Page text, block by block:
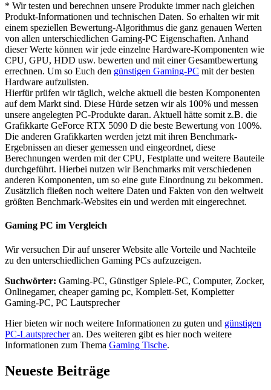
* Wir testen und berechnen unsere Produkte immer nach gleichen
Produkt-Informationen und technischen Daten. So erhalten wir mit
einem speziellen Bewertung-Algorithmus die ganz genauen Werten
von allen unterschiedlichen Gaming-PC Eigenschaften. Anhand
dieser Werte können wir jede einzelne Hardware-Komponenten wie
CPU, GPU, HDD usw. bewerten und mit einer Gesamtbewertung
errechnen. Um so Euch den günstigen Gaming-PC mit der besten
Hardware aufzulisten.
Hierfür prüfen wir täglich, welche aktuell die besten Komponenten
auf dem Markt sind. Diese Hürde setzen wir als 100% und messen
unsere angelegten PC-Produkte daran. Aktuell hätte somit z.B. die
Grafikkarte GeForce RTX 5090 D die beste Bewertung von 100%.
Die anderen Grafikkarten werden jetzt mit ihren Benchmark-
Ergebnissen an dieser gemessen und eingeordnet, diese
Berechnungen werden mit der CPU, Festplatte und weitere Bauteile
durchgeführt. Hierbei nutzen wir Benchmarks mit verschiedenen
anderen Komponenten, um so eine gute Einordnung zu bekommen.
Zusätzlich fließen noch weitere Daten und Fakten von den weltweit
größten Benchmark-Websites ein und werden mit eingerechnet.
Gaming PC im Vergleich
Wir versuchen Dir auf unserer Website alle Vorteile und Nachteile
zu den unterschiedlichen Gaming PCs aufzuzeigen.
Suchwörter: Gaming-PC, Günstiger Spiele-PC, Computer, Zocker,
Onlinegamer, cheaper gaming pc, Komplett-Set, Kompletter
Gaming-PC, PC Lautsprecher
Hier bieten wir noch weitere Informationen zu guten und günstigen
PC-Lautsprecheran. Des weiteren gibt es hier noch weitere
Informationen zum Thema Gaming Tische.
Neueste Beiträge